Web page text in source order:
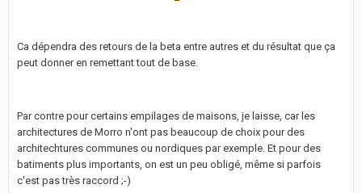
Ca dépendra des retours de la beta entre autres et du résultat que ça
peut donner en remettant tout de base.
Par contre pour certains empilages de maisons, je laisse, car les
architectures de Morro n'ont pas beaucoup de choix pour des
architechtures communes ou nordiques par exemple. Et pour des
batiments plus importants, on est un peu obligé, même si parfois
c'est pas très raccord ;-)